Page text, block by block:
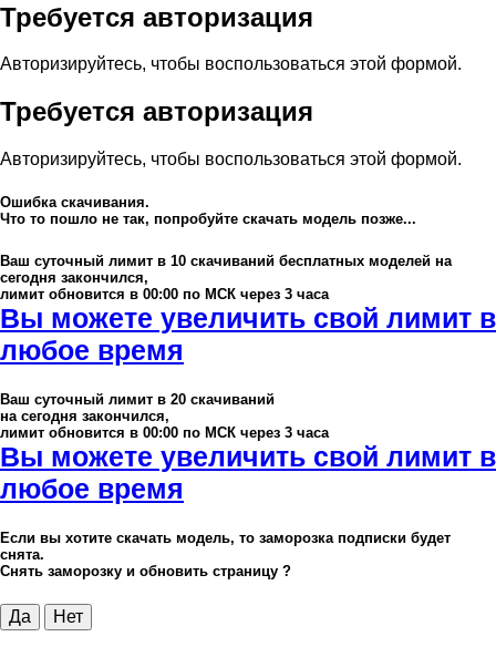
Требуется авторизация
Авторизируйтесь, чтобы воспользоваться этой формой.
Требуется авторизация
Авторизируйтесь, чтобы воспользоваться этой формой.
Ошибка скачивания.
Что то пошло не так, попробуйте скачать модель позже...
Ваш суточный лимит в 10 скачиваний бесплатных моделей на
сегодня закончился,
лимит обновится в 00:00 по МСК через 3 часа
Вы можете увеличить свой лимит в
любое время
Ваш суточный лимит в 20 скачиваний
на сегодня закончился,
лимит обновится в 00:00 по МСК через 3 часа
Вы можете увеличить свой лимит в
любое время
Если вы хотите скачать модель, то заморозка подписки будет
снята.
Снять заморозку и обновить страницу ?
Да Нет